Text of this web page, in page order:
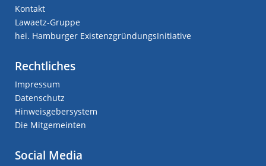
Kontakt
Lawaetz-Gruppe
hei. Hamburger ExistenzgründungsInitiative
Rechtliches
Impressum
Datenschutz
Hinweisgebersystem
Die Mitgemeinten
Social Media